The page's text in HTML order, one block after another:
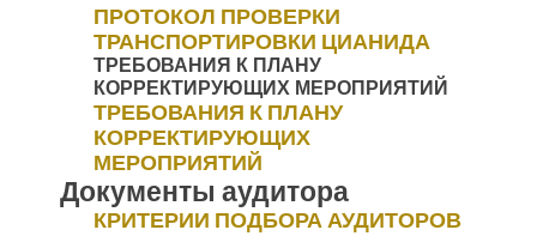
ПРОТОКОЛ ПРОВЕРКИ
ТРАНСПОРТИРОВКИ ЦИАНИДА
ТРЕБОВАНИЯ К ПЛАНУ
КОРРЕКТИРУЮЩИХ МЕРОПРИЯТИЙ
ТРЕБОВАНИЯ К ПЛАНУ
КОРРЕКТИРУЮЩИХ
МЕРОПРИЯТИЙ
Документы аудитора
КРИТЕРИИ ПОДБОРА АУДИТОРОВ